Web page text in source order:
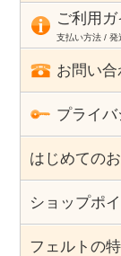
ご利用ガ
支払い方法 / 発
お問い合
プライ
はじめての
ショップポ
フェルトの